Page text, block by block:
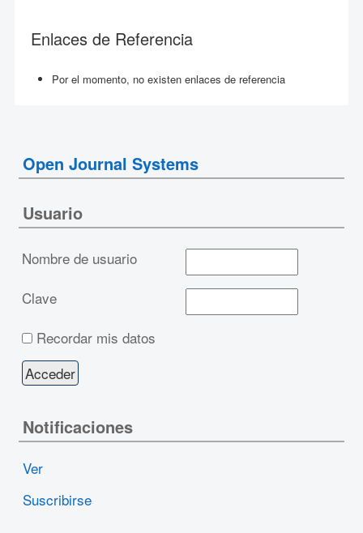
Enlaces de Referencia
Por el momento, no existen enlaces de referencia
Open Journal Systems
Usuario
Nombre de usuario
Clave
Recordar mis datos
Notificaciones
Ver
Suscribirse